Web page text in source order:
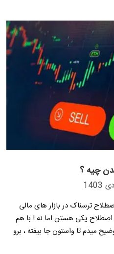
چیه ؟
ترسناک در بازار های مالی
اصطلاح یکی هستن اما نه ! با هم
میدم تا واستون جا بیفته ، برو